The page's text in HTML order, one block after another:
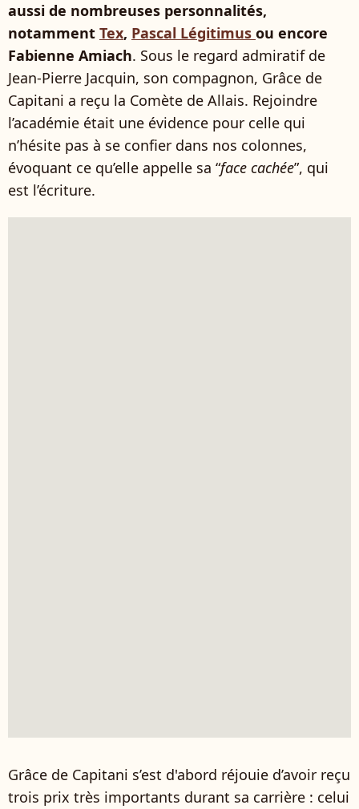
aussi de nombreuses personnalités,
notamment Tex, Pascal Légitimus ou encore
Fabienne Amiach. Sous le regard admiratif de
Jean-Pierre Jacquin, son compagnon, Grâce de
Capitani a reçu la Comète de Allais. Rejoindre
l’académie était une évidence pour celle qui
n’hésite pas à se confier dans nos colonnes,
évoquant ce qu’elle appelle sa “face cachée”, qui
est l’écriture.
Grâce de Capitani s’est d'abord réjouie d’avoir reçu
trois prix très importants durant sa carrière : celui